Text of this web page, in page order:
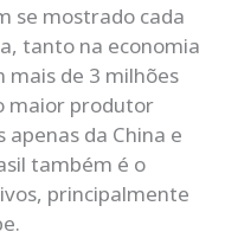
se mostrado cada
tanto na economia
mais de 3 milhões
maior produtor
da China e
também é o
principalmente